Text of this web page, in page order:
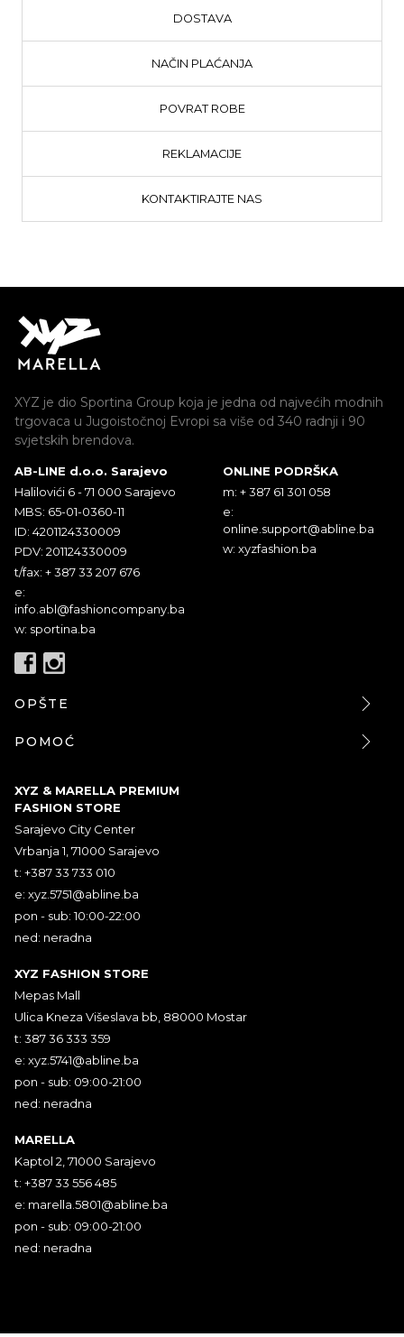
DOSTAVA
NAČIN PLAĆANJA
POVRAT ROBE
REKLAMACIJE
KONTAKTIRAJTE NAS
XYZ je dio Sportina Group koja je jedna od najvećih modnih
trgovaca u Jugoistočnoj Evropi sa više od 340 radnji i 90
svjetskih brendova.
AB-LINE d.o.o. Sarajevo
Halilovići 6 - 71 000 Sarajevo
MBS: 65-01-0360-11
ID: 4201124330009
PDV: 201124330009
t/fax: + 387 33 207 676
e:
info.abl@fashioncompany.ba
w: sportina.ba
ONLINE PODRŠKA
m: + 387 61 301 058
e:
online.support@abline.ba
w: xyzfashion.ba
OPŠTE
POMOĆ
XYZ & MARELLA PREMIUM
FASHION STORE
Sarajevo City Center
Vrbanja 1, 71000 Sarajevo
t: +387 33 733 010
e: xyz.5751@abline.ba
pon - sub: 10:00-22:00
ned: neradna
XYZ FASHION STORE
Mepas Mall
Ulica Kneza Višeslava bb, 88000 Mostar
t: 387 36 333 359
e: xyz.5741@abline.ba
pon - sub: 09:00-21:00
ned: neradna
MARELLA
Kaptol 2, 71000 Sarajevo
t: +387 33 556 485
e: marella.5801@abline.ba
pon - sub: 09:00-21:00
ned: neradna